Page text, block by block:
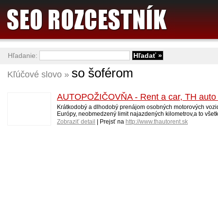
Kľúčové slovo » so šoférom
AUTOPOŽIČOVŇA - Rent a car, TH
Krátkodobý a dlhodobý prenájom osobných motorových
Európy, neobmedzený limit najazdených kilometrov,a to
Zobraziť detail
| Prejsť na http://www.thautorent.sk
Hľadanie: